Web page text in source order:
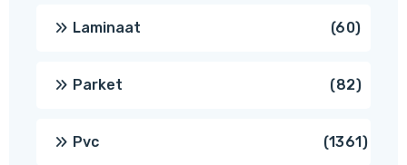
Laminaat 6060
Parket 8282
Pvc 13611361